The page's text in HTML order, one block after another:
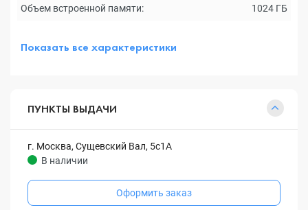
Объем встроенной памяти: 1024 ГБ
Показать все характеристики
ПУНКТЫ ВЫДАЧИ
г. Москва, Сущевский Вал, 5с1А
В наличии
Оформить заказ